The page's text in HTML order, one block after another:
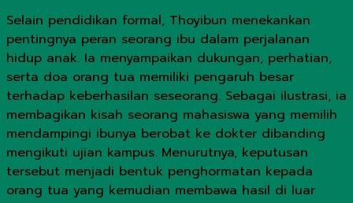
Selain pendidikan formal, Thoyibun menekankan
pentingnya peran seorang ibu dalam perjalanan
hidup anak. Ia menyampaikan dukungan, perhatian,
serta doa orang tua memiliki pengaruh besar
terhadap keberhasilan seseorang. Sebagai ilustrasi, ia
membagikan kisah seorang mahasiswa yang memilih
mendampingi ibunya berobat ke dokter dibanding
mengikuti ujian kampus. Menurutnya, keputusan
tersebut menjadi bentuk penghormatan kepada
orang tua yang kemudian membawa hasil di luar